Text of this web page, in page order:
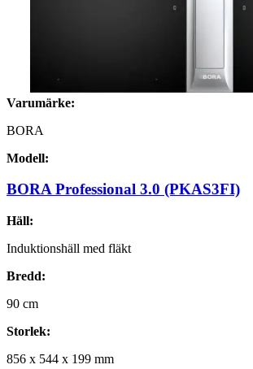
Varumärke:
BORA
Modell:
BORA Professional 3.0 (PKAS3FI)
Häll:
Induktionshäll med fläkt
Bredd:
90 cm
Storlek:
856 x 544 x 199 mm